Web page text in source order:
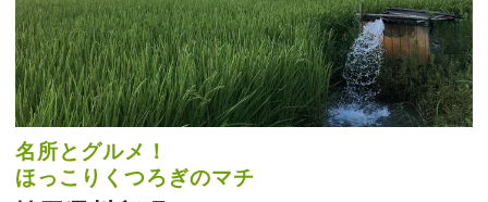
名所とグルメ！
ほっこりくつろぎのマチ